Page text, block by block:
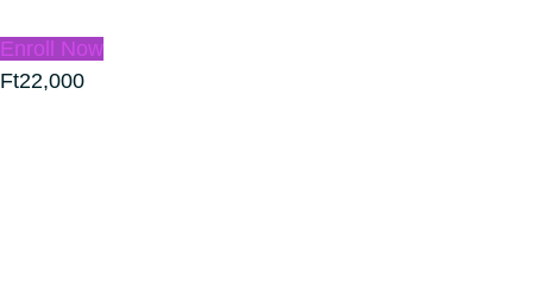
Enroll Now
Ft22,000